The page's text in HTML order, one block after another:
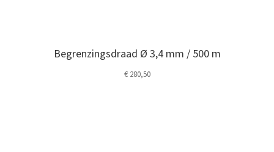
Begrenzingsdraad Ø 3,4 mm / 500 m
€280,50